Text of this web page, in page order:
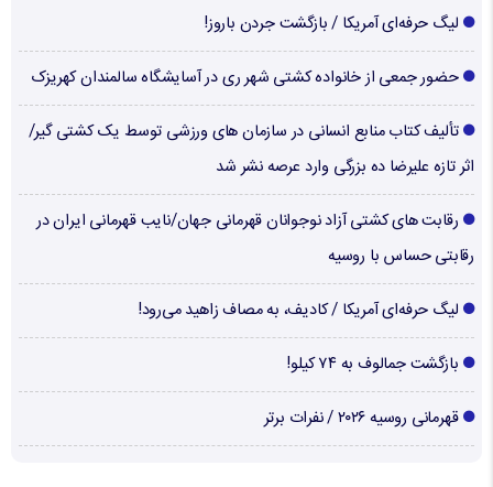
لیگ حرفه‌ای آمریکا / بازگشت جردن باروز!
حضور جمعی از خانواده کشتی شهر ری در آسایشگاه سالمندان کهریزک
تألیف کتاب منابع انسانی در سازمان های ورزشی توسط یک کشتی گیر/
اثر تازه علیرضا ده بزرگی وارد عرصه نشر شد
رقابت های کشتی آزاد نوجوانان قهرمانی جهان/نایب قهرمانی ایران در
رقابتی حساس با روسیه
لیگ حرفه‌ای آمریکا / کادیف، به مصاف زاهید می‌رود!
بازگشت جمالوف به ۷۴ کیلو!
قهرمانی روسیه ۲۰۲۶ / نفرات برتر